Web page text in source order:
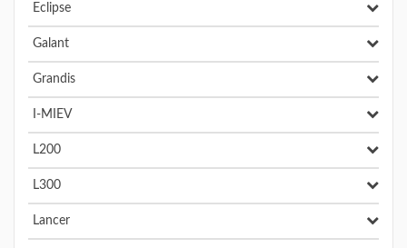
Eclipse
Galant
Grandis
I-MIEV
L200
L300
Lancer